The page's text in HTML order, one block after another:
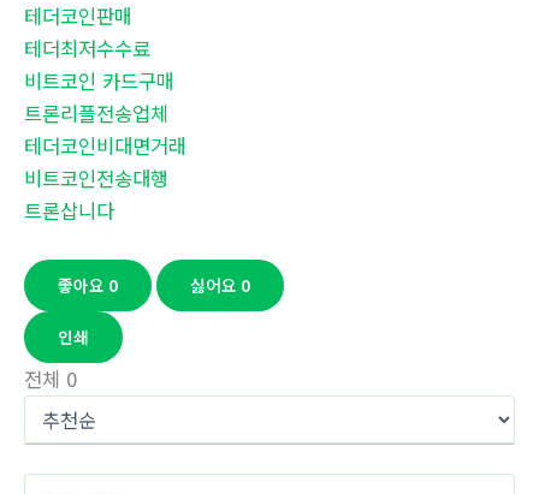
테더코인판매
테더최저수수료
비트코인 카드구매
트론리플전송업체
테더코인비대면거래
비트코인전송대행
트론삽니다
좋아요 0 싫어요 0
인쇄
전체 0